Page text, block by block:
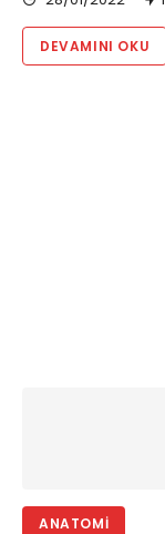
DEVAMINI OKU
ANATOMI